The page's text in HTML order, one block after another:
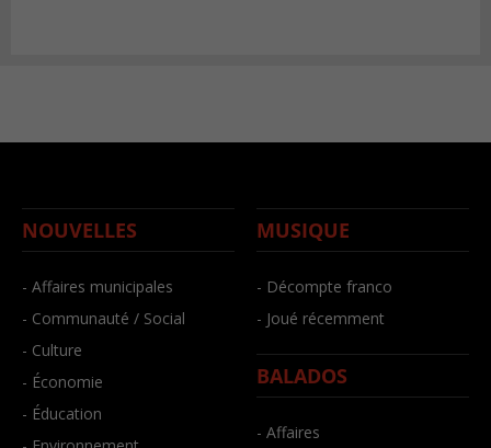
NOUVELLES
- Affaires municipales
- Communauté / Social
- Culture
- Économie
- Éducation
MUSIQUE
- Décompte franco
- Joué récemment
BALADOS
- Affaires